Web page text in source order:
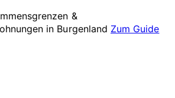
&
in Burgenland Zum Guide